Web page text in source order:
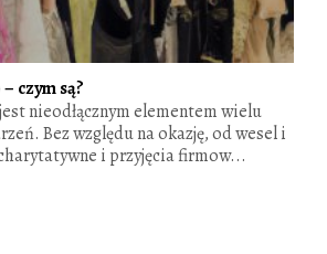
czym są?
nieodłącznym elementem wielu
Bez względu na okazję, od wesel i
i przyjęcia firmow...